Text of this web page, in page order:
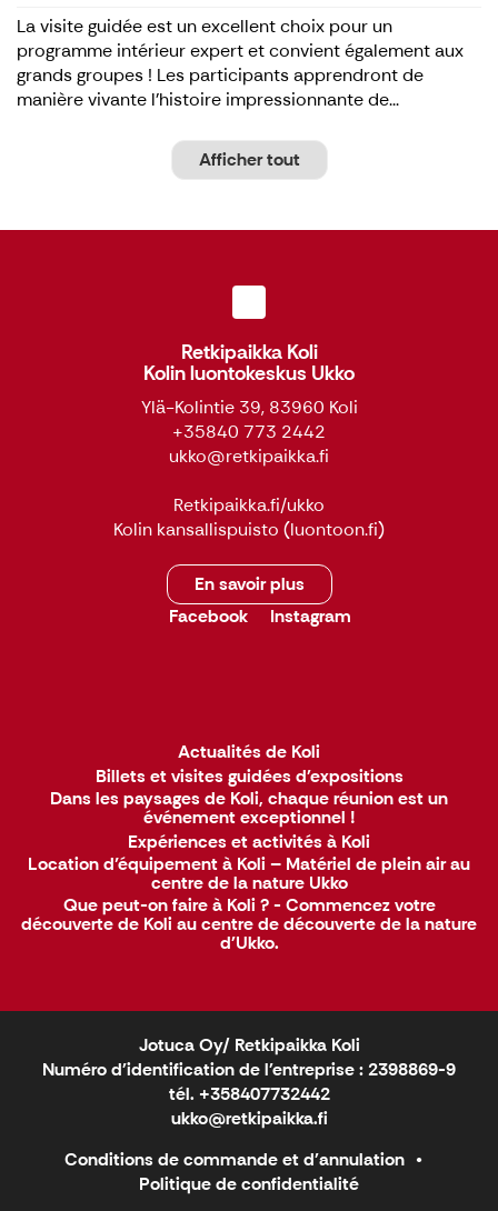
La visite guidée est un excellent choix pour un
programme intérieur expert et convient également aux
grands groupes ! Les participants apprendront de
manière vivante l'histoire impressionnante de...
Afficher tout
Retkipaikka Koli
Kolin luontokeskus Ukko
Ylä-Kolintie 39, 83960 Koli
+35840 773 2442
ukko@retkipaikka.fi
Retkipaikka.fi/ukko
Kolin kansallispuisto (luontoon.fi)
En savoir plus
Facebook
Instagram
Actualités de Koli
Billets et visites guidées d'expositions
Dans les paysages de Koli, chaque réunion est un
événement exceptionnel !
Expériences et activités à Koli
Location d’équipement à Koli – Matériel de plein air au
centre de la nature Ukko
Que peut-on faire à Koli ? - Commencez votre
découverte de Koli au centre de découverte de la nature
d'Ukko.
Jotuca Oy/ Retkipaikka Koli
Numéro d'identification de l'entreprise : 2398869-9
tél. +358407732442
ukko@retkipaikka.fi
Conditions de commande et d'annulation
Politique de confidentialité